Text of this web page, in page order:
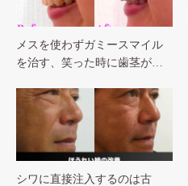
メスを使わずガミースマイル
を治す、笑った時に歯茎が…
シワに直接注入するのは古